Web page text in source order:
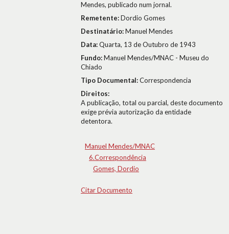
Mendes, publicado num jornal.
Remetente:Dordio Gomes
Destinatário:Manuel Mendes
Data:Quarta, 13 de Outubro de 1943
Fundo:Manuel Mendes/MNAC - Museu do
Chiado
Tipo Documental:Correspondencia
Direitos:
A publicação, total ou parcial, deste documento
exige prévia autorização da entidade
detentora.
Manuel Mendes/MNAC
6.Correspondência
Gomes, Dordio
Citar Documento